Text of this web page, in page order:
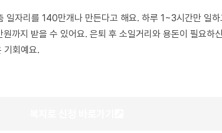
일자리를 140만개나 만든다고 해요. 하루 1~3시간만 일하
까지 받을 수 있어요. 은퇴 후 소일거리와 용돈이 필요하
기회예요.